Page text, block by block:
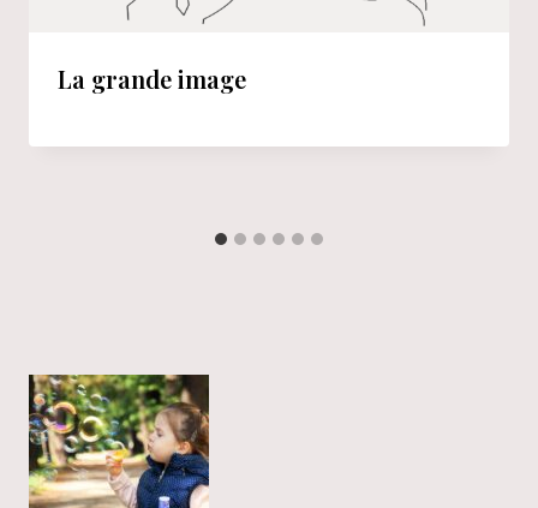
La grande image